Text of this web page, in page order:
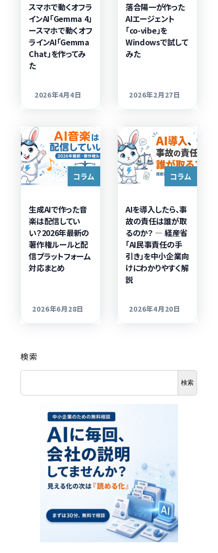
スマホで動くオフラ
インAI「Gemma 4」
ースマホで動くオフ
ラインAI「Gemma
Chat」を作ってみ
た
更新日
2026年4月4日
落合陽一が作った
AIエージェント
「co-vibe」を
Windowsで試して
みた
更新日
2026年2月27日
コラム
生成AIで作った音
楽は配信してい
い？2026年最新の
著作権ルールと配
信プラットフォーム
対応まとめ
更新日
2026年6月28日
コラム
AIを導入したら、事
故の責任は誰が取
るのか？ — 経産省
「AI民事責任の手
引き」を中小企業向
けにわかりやすく解
説
更新日
2026年4月20日
検索
検索